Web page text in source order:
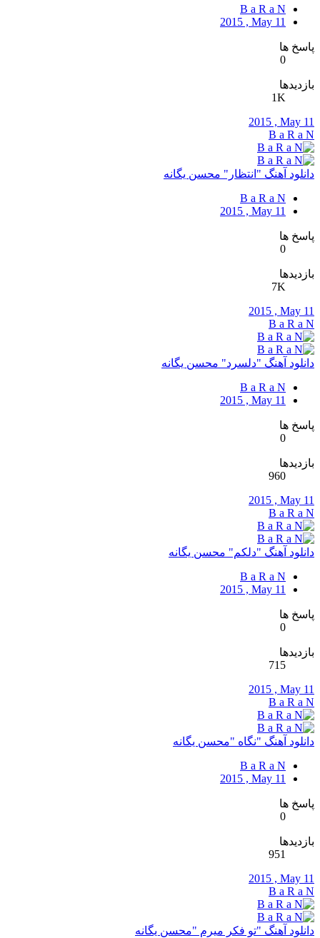
B a R a N
2015 , May 11
پاسخ ها
0
بازدیدها
1K
2015 , May 11
B a R a N
دانلود آهنگ "انتظار" محسن یگانه
B a R a N
2015 , May 11
پاسخ ها
0
بازدیدها
7K
2015 , May 11
B a R a N
دانلود آهنگ "دلسرد" محسن یگانه
B a R a N
2015 , May 11
پاسخ ها
0
بازدیدها
960
2015 , May 11
B a R a N
دانلود آهنگ "دلکم" محسن یگانه
B a R a N
2015 , May 11
پاسخ ها
0
بازدیدها
715
2015 , May 11
B a R a N
دانلود آهنگ "نگاه "محسن یگانه
B a R a N
2015 , May 11
پاسخ ها
0
بازدیدها
951
2015 , May 11
B a R a N
دانلود آهنگ "تو فکر میرم "محسن یگانه